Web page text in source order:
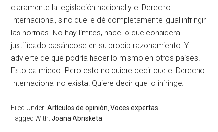
claramente la legislación nacional y el Derecho
Internacional, sino que le dé completamente igual infringir
las normas. No hay límites, hace lo que considera
justificado basándose en su propio razonamiento. Y
advierte de que podría hacer lo mismo en otros países.
Esto da miedo. Pero esto no quiere decir que el Derecho
Internacional no exista. Quiere decir que lo infringe.
Filed Under:Artículos de opinión ,Voces expertas
Tagged With:Joana Abrisketa